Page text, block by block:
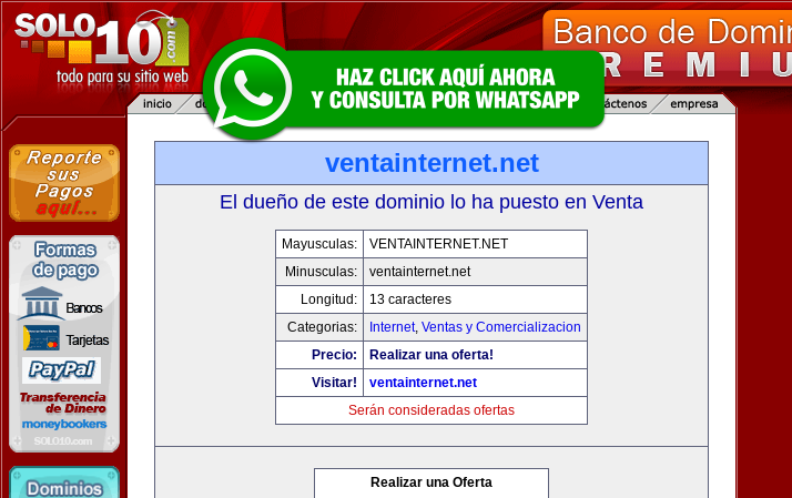
ventainternet.net
El dueño de este dominio lo ha puesto en Venta
Mayusculas:
VENTAINTERNET.NET
Minusculas:
ventainternet.net
Longitud:
13 caracteres
Categorias:
Internet, Ventas y Comercializacion
Precio:
Realizar una oferta!
Visitar!
ventainternet.net
Serán consideradas ofertas
Realizar una Oferta